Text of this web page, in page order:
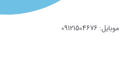
موبایل: 09121504676